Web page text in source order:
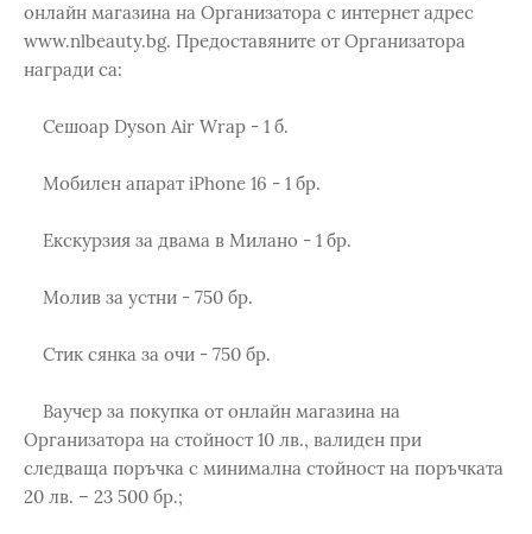
онлайн магазина на Организатора с интернет адрес
www.nlbeauty.bg. Предоставяните от Организатора
награди са:
Сешоар Dyson Air Wrap - 1 б.
Мобилен апарат iPhone 16 - 1 бр.
Екскурзия за двама в Милано - 1 бр.
Молив за устни - 750 бр.
Стик сянка за очи - 750 бр.
Ваучер за покупка от онлайн магазина на
Организатора на стойност 10 лв., валиден при
следваща поръчка с минимална стойност на поръчката
20 лв. – 23 500 бр.;